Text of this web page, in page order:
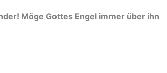
Möge Gottes Engel immer über ihn